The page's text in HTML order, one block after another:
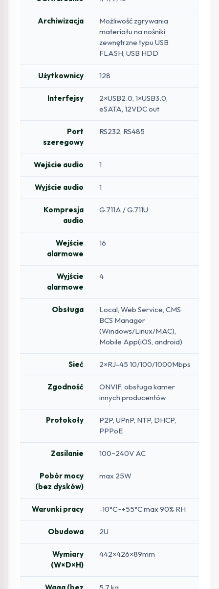
Archiwizacja
Możliwość zgrywania
materiału na nośniki
zewnętrzne typu USB
FLASH, USB HDD
Użytkownicy 128
Interfejsy
2×USB2.0, 1×USB3.0,
eSATA, 12VDC out
Port
szeregowy
RS232, RS485
Wejście audio 1
Wyjście audio 1
Kompresja
audio
G.711A / G.711U
Wejście
alarmowe
16
Wyjście
alarmowe
4
Obsługa
Local, Web Service, CMS
BCS Manager
(Windows/Linux/MAC),
Mobile App(iOS, android)
Sieć 2×RJ-45 10/100/1000Mbps
Zgodność
ONVIF, obsługa kamer
innych producentów
Protokoły
P2P, UPnP, NTP, DHCP,
PPPoE
Zasilanie 100~240V AC
Pobór mocy
(bez dysków)
max 25W
Warunki pracy -10°C~+55°C max 90% RH
Obudowa 2U
Wymiary
(W×D×H)
442×426×89mm